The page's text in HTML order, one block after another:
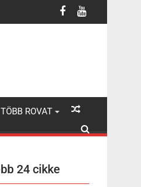
ROVAT
24 cikke